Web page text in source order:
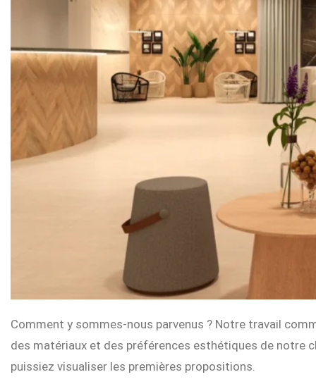
Comment y sommes-nous parvenus ? Notre travail
des matériaux et des préférences esthétiques de notre
puissiez visualiser les premières propositions.